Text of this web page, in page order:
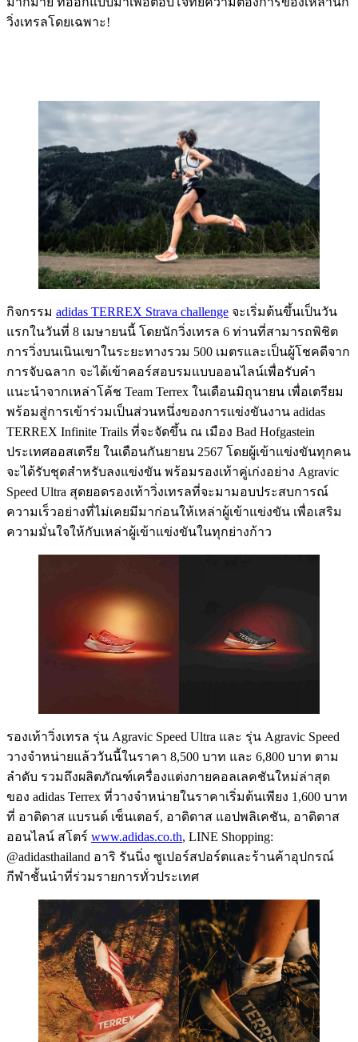
วิ่งเทรลโดยเฉพาะ!
กิจกรรม adidas TERREX Strava challenge จะเริ่มต้นขึ้นเป็นวัน
แรกในวันที่ 8 เมษายนนี้ โดยนักวิ่งเทรล 6 ท่านที่สามารถพิชิต
การวิ่งบนเนินเขาในระยะทางรวม 500 เมตรและเป็นผู้โชคดีจาก
การจับฉลาก จะได้เข้าคอร์สอบรมแบบออนไลน์เพื่อรับคำ
แนะนำจากเหล่าโค้ช Team Terrex ในเดือนมิถุนายน เพื่อเตรียม
พร้อมสู่การเข้าร่วมเป็นส่วนหนึ่งของการแข่งขันงาน adidas
TERREX Infinite Trails ที่จะจัดขึ้น ณ เมือง Bad Hofgastein
ประเทศออสเตรีย ในเดือนกันยายน 2567 โดยผู้เข้าแข่งขันทุกคน
จะได้รับชุดสำหรับลงแข่งขัน พร้อมรองเท้าคู่เก่งอย่าง Agravic
Speed Ultra สุดยอดรองเท้าวิ่งเทรลที่จะมามอบประสบการณ์
ความเร็วอย่างที่ไม่เคยมีมาก่อนให้เหล่าผู้เข้าแข่งขัน เพื่อเสริม
ความมั่นใจให้กับเหล่าผู้เข้าแข่งขันในทุกย่างก้าว
รองเท้าวิ่งเทรล รุ่น Agravic Speed Ultra และ รุ่น Agravic Speed
วางจำหน่ายแล้ววันนี้ในราคา 8,500 บาท และ 6,800 บาท ตาม
ลำดับ รวมถึงผลิตภัณฑ์เครื่องแต่งกายคอลเลคชันใหม่ล่าสุด
ของ adidas Terrex ที่วางจำหน่ายในราคาเริ่มต้นเพียง 1,600 บาท
ที่ อาดิดาส แบรนด์ เซ็นเตอร์, อาดิดาส แอปพลิเคชัน, อาดิดาส
ออนไลน์ สโตร์ www.adidas.co.th, LINE Shopping:
@adidasthailand อาริ รันนิ่ง ซูเปอร์สปอร์ตและร้านค้าอุปกรณ์
กีฬาชั้นนำที่ร่วมรายการทั่วประเทศ